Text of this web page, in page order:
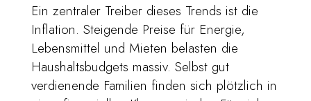
Ein zentraler Treiber dieses Trends ist die
Inflation. Steigende Preise für Energie,
Lebensmittel und Mieten belasten die
Haushaltsbudgets massiv. Selbst gut
verdienende Familien finden sich plötzlich in